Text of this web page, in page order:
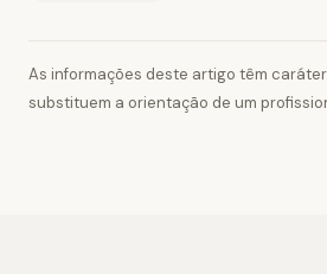
As informações deste artigo têm
substituem a orientação de um